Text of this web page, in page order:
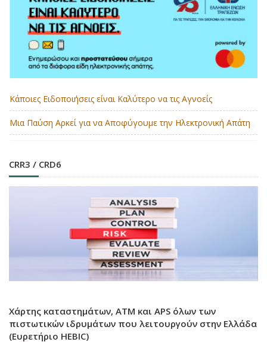
Κάποιες Ειδοποιήσεις είναι Καλύτερο να τις Αγνοείς
Μια Παύση Αρκεί για να Αποφύγουμε την Ηλεκτρονική Απάτη
CRR3 / CRD6
Χάρτης καταστημάτων, ATM και APS όλων των
πιστωτικών ιδρυμάτων που λειτουργούν στην Ελλάδα
(Ευρετήριο HEBIC)